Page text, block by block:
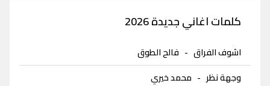
كلمات اغاني جديدة 2026
اشوف الفراق - فالح الطوق
وجهة نظر - محمد خيري